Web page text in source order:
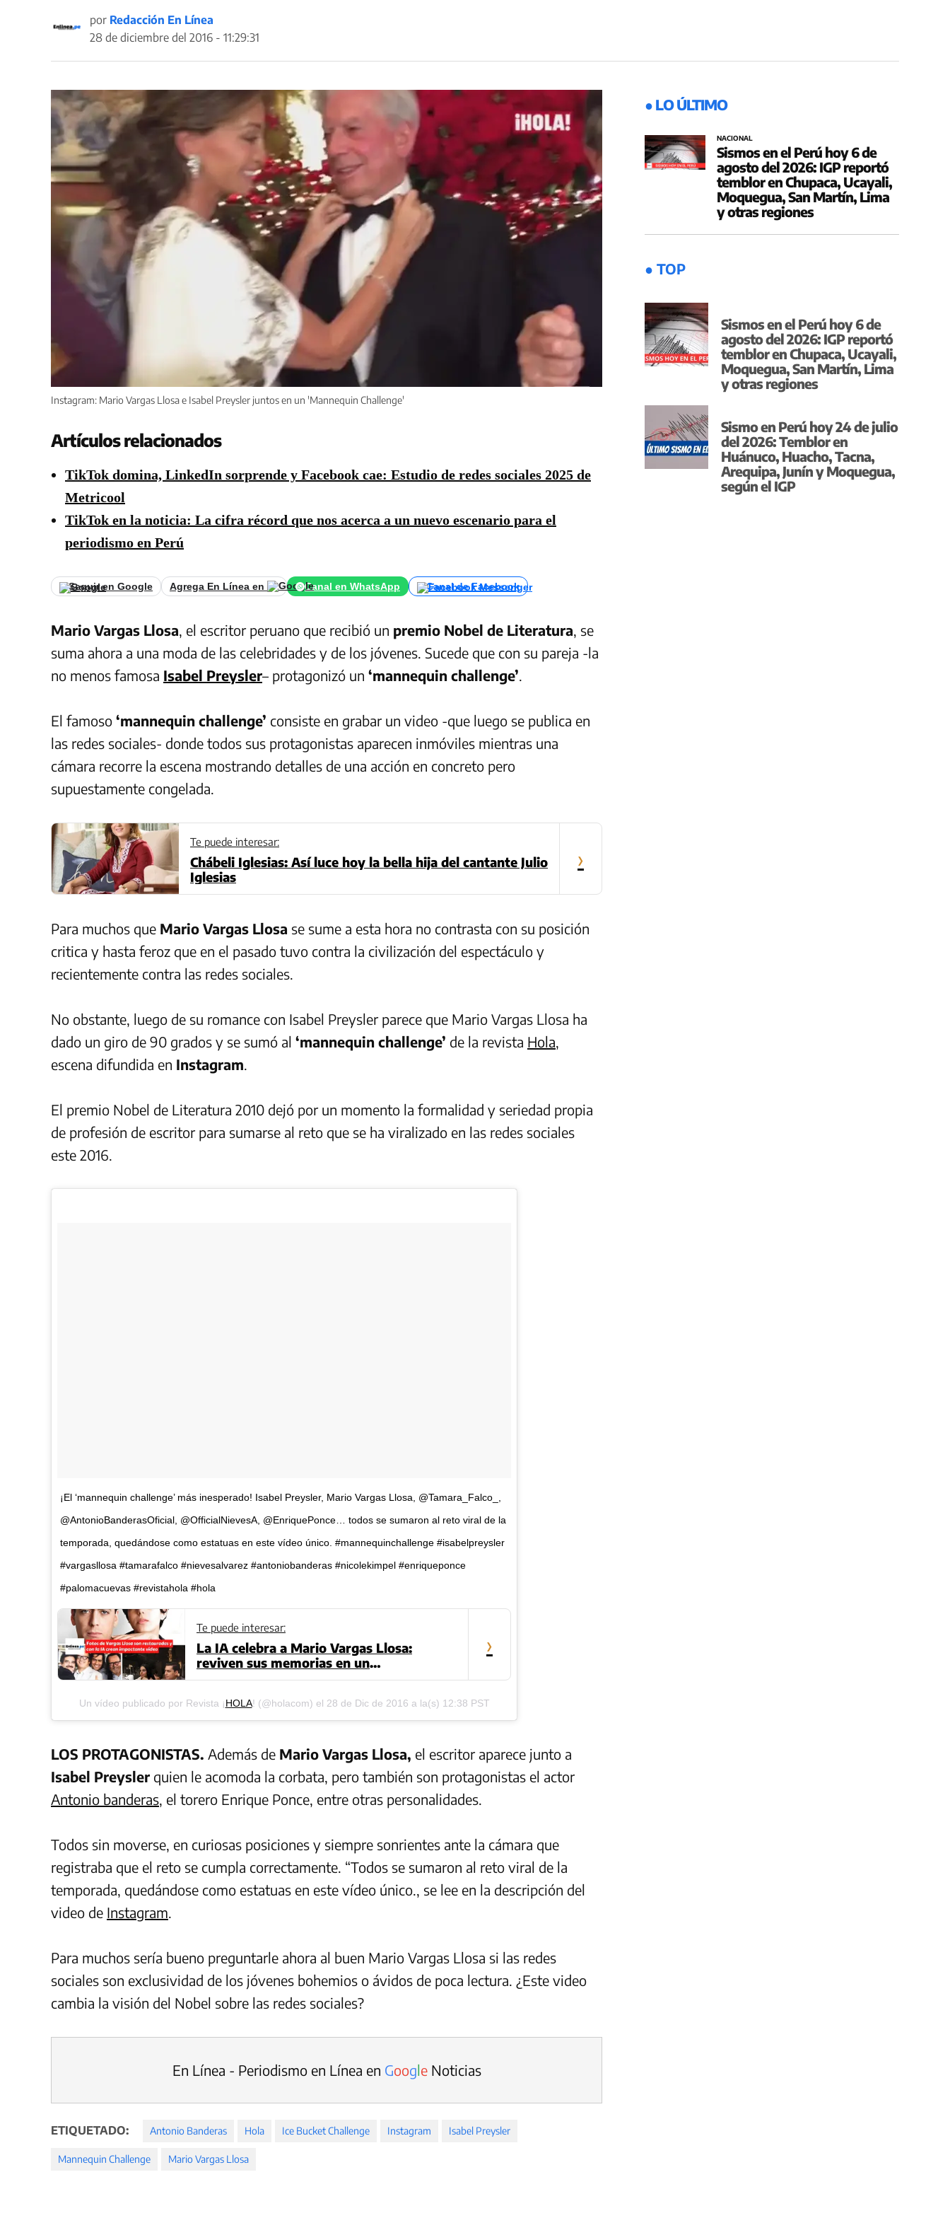
por Redacción En Línea
28 de diciembre del 2016 - 11:29:31
Instagram: Mario Vargas Llosa e Isabel Preysler juntos en un 'Mannequin Challenge'
Artículos relacionados
TikTok domina, LinkedIn sorprende y Facebook cae: Estudio de redes sociales 2025 de
Metricool
TikTok en la noticia: La cifra récord que nos acerca a un nuevo escenario para el
periodismo en Perú
Seguir en Google Agrega En Línea en Canal en WhatsApp Canal de Facebook
Mario Vargas Llosa, el escritor peruano que recibió un premio Nobel de Literatura, se
suma ahora a una moda de las celebridades y de los jóvenes. Sucede que con su pareja -la
no menos famosa Isabel Preysler– protagonizó un ‘mannequin challenge’.
El famoso ‘mannequin challenge’ consiste en grabar un video -que luego se publica en
las redes sociales- donde todos sus protagonistas aparecen inmóviles mientras una
cámara recorre la escena mostrando detalles de una acción en concreto pero
supuestamente congelada.
Te puede interesar:
Chábeli Iglesias: Así luce hoy la bella hija del cantante Julio
Iglesias
›
Para muchos que Mario Vargas Llosa se sume a esta hora no contrasta con su posición
critica y hasta feroz que en el pasado tuvo contra la civilización del espectáculo y
recientemente contra las redes sociales.
No obstante, luego de su romance con Isabel Preysler parece que Mario Vargas Llosa ha
dado un giro de 90 grados y se sumó al ‘mannequin challenge’ de la revista Hola,
escena difundida en Instagram.
El premio Nobel de Literatura 2010 dejó por un momento la formalidad y seriedad propia
de profesión de escritor para sumarse al reto que se ha viralizado en las redes sociales
este 2016.
¡El ‘mannequin challenge’ más inesperado! Isabel Preysler, Mario Vargas Llosa, @Tamara_Falco_,
@AntonioBanderasOficial, @OfficialNievesA, @EnriquePonce… todos se sumaron al reto viral de la
temporada, quedándose como estatuas en este vídeo único. #mannequinchallenge #isabelpreysler
#vargasllosa #tamarafalco #nievesalvarez #antoniobanderas #nicolekimpel #enriqueponce
#palomacuevas #revistahola #hola
Te puede interesar:
La IA celebra a Mario Vargas Llosa:
reviven sus memorias en un
impresionante video con fotos
›
Un vídeo publicado por Revista ¡HOLA! (@holacom) el 28 de Dic de 2016 a la(s) 12:38 PST
LOS PROTAGONISTAS. Además de Mario Vargas Llosa, el escritor aparece junto a
Isabel Preysler quien le acomoda la corbata, pero también son protagonistas el actor
Antonio banderas, el torero Enrique Ponce, entre otras personalidades.
Todos sin moverse, en curiosas posiciones y siempre sonrientes ante la cámara que
registraba que el reto se cumpla correctamente. “Todos se sumaron al reto viral de la
temporada, quedándose como estatuas en este vídeo único., se lee en la descripción del
video de Instagram.
Para muchos sería bueno preguntarle ahora al buen Mario Vargas Llosa si las redes
sociales son exclusividad de los jóvenes bohemios o ávidos de poca lectura. ¿Este video
cambia la visión del Nobel sobre las redes sociales?
En Línea - Periodismo en Línea en GoogleNoticias
ETIQUETADO: Antonio Banderas Hola Ice Bucket Challenge Instagram Isabel Preysler
Mannequin Challenge Mario Vargas Llosa
● LO ÚLTIMO
NACIONAL
Sismos en el Perú hoy 6 de
agosto del 2026: IGP reportó
temblor en Chupaca, Ucayali,
Moquegua, San Martín, Lima
y otras regiones
● TOP
Sismos en el Perú hoy 6 de
agosto del 2026: IGP reportó
temblor en Chupaca, Ucayali,
Moquegua, San Martín, Lima
y otras regiones
Sismo en Perú hoy 24 de julio
del 2026: Temblor en
Huánuco, Huacho, Tacna,
Arequipa, Junín y Moquegua,
según el IGP